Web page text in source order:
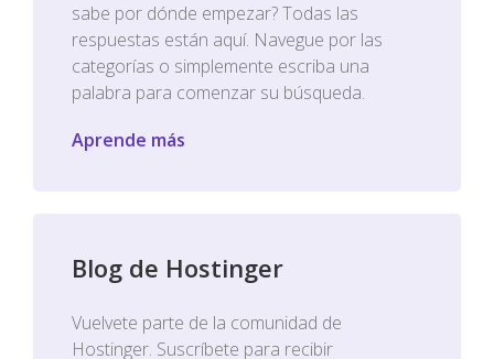
sabe por dónde empezar? Todas las
respuestas están aquí. Navegue por las
categorías o simplemente escriba una
palabra para comenzar su búsqueda.
Aprende más
Blog de Hostinger
Vuelvete parte de la comunidad de
Hostinger. Suscríbete para recibir